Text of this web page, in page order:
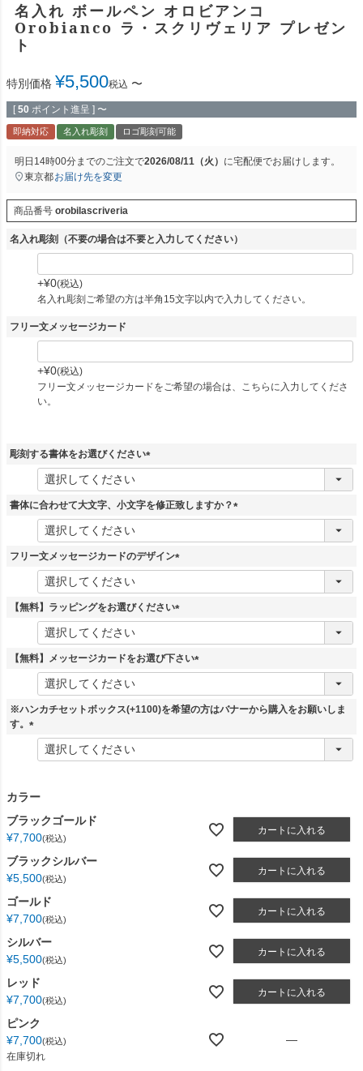
名入れ ボールペン オロビアンコ
Orobianco ラ・スクリヴェリア プレゼン
ト
特別価格 ¥5,500税込 〜
[ 50 ポイント進呈 ] 〜
即納対応 名入れ彫刻 ロゴ彫刻可能
明日 14時00分までのご注文で2026/08/11（火） に宅配便でお届けします。
東京都お届け先を変更
商品番号 orobilascriveria
名入れ彫刻（不要の場合は不要と入力してください）
+¥0 税込
名入れ彫刻ご希望の方は半角15文字以内で入力してください。
フリー文メッセージカード
+¥0 税込
フリー文メッセージカードをご希望の場合は、こちらに入力してくださ
い。
彫刻する書体をお選びください
(
須
書体に合わせて大文字、小文字を修正致しますか？
(
フリー文メッセージカードのデザイン
(
須
【無料】ラッピングをお選びください
(
須
【無料】メッセージカードをお選び下さい
(
須
※ハンカチセットボックス(+1100)を希望の方はバナーから購入をお願いしま
す。
カラー
ブラックゴールド
¥7,700 税込
カートに入れる
ブラックシルバー
¥5,500 税込
カートに入れる
ゴールド
¥7,700 税込
カートに入れる
シルバー
¥5,500 税込
カートに入れる
レッド
¥7,700 税込
カートに入れる
ピンク
¥7,700 税込
在庫切れ
—